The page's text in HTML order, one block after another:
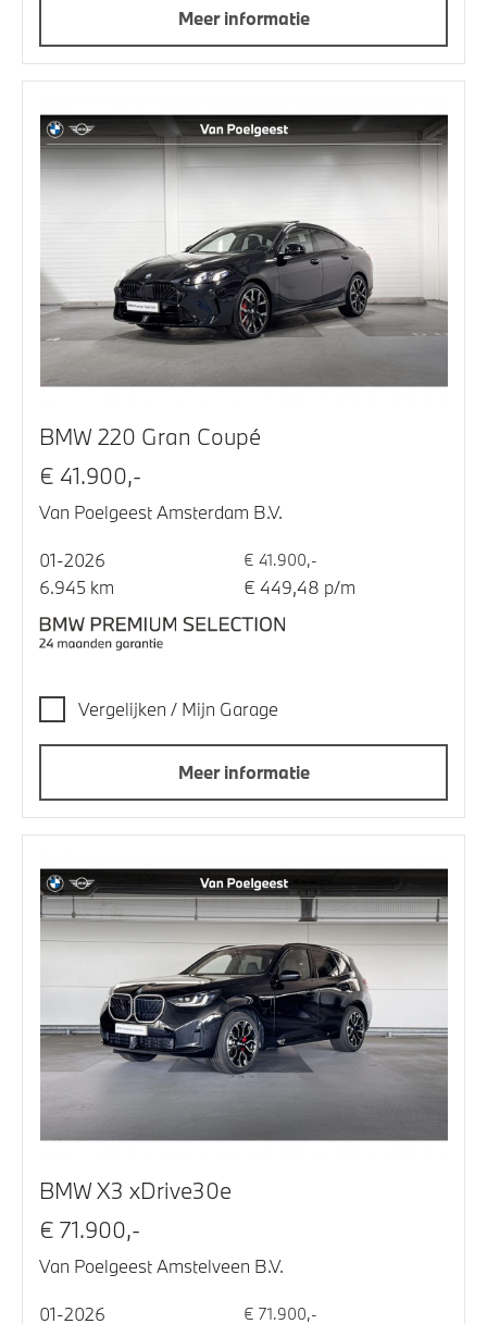
Meer informatie
BMW 220 Gran Coupé
€ 41.900,-
Van Poelgeest Amsterdam B.V.
01-2026 € 41.900,-
6.945 km € 449,48 p/m
Vergelijken / Mijn Garage
Meer informatie
BMW X3 xDrive30e
€ 71.900,-
Van Poelgeest Amstelveen B.V.
01-2026 € 71.900,-